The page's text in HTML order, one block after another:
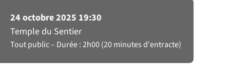
24 octobre 2025 19:30
Temple du Sentier
Tout public Durée : 2h00 (20 minutes d'entracte)